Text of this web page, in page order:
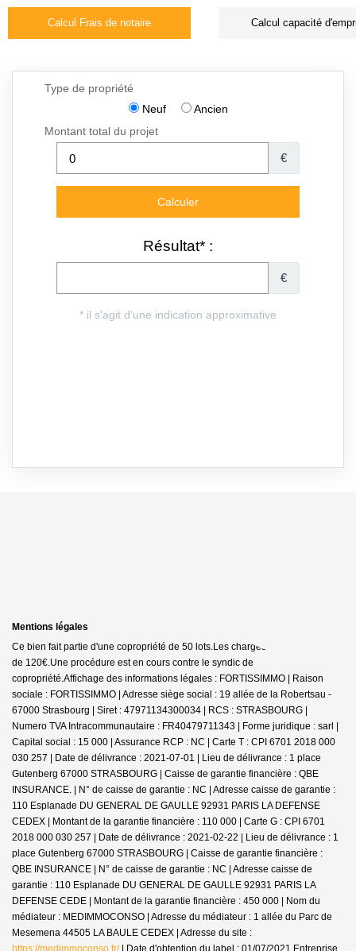
Calcul Frais de notaire Calcul capacité
Mentions légales
Ce bien fait partie d'une copropriété de 50 lots.Les charges annuelles sont
de 120€.Une procédure est en cours contre le syndic de
copropriété.Affichage des informations légales : FORTISSIMMO | Raison
sociale : FORTISSIMMO | Adresse siège social : 19 allée de la Robertsau -
67000 Strasbourg | Siret : 47971134300034 | RCS : STRASBOURG |
Numero TVA Intracommunautaire : FR40479711343 | Forme juridique : sarl |
Capital social : 15 000 | Assurance RCP : NC | Carte T : CPI 6701 2018 000
030 257 | Date de délivrance : 2021-07-01 | Lieu de délivrance : 1 place
Gutenberg 67000 STRASBOURG | Caisse de garantie financière : QBE
INSURANCE. | N° de caisse de garantie : NC | Adresse caisse de garantie :
110 Esplanade DU GENERAL DE GAULLE 92931 PARIS LA DEFENSE
CEDEX | Montant de la garantie financière : 110 000 | Carte G : CPI 6701
2018 000 030 257 | Date de délivrance : 2021-02-22 | Lieu de délivrance : 1
place Gutenberg 67000 STRASBOURG | Caisse de garantie financière :
QBE INSURANCE | N° de caisse de garantie : NC | Adresse caisse de
garantie : 110 Esplanade DU GENERAL DE GAULLE 92931 PARIS LA
DEFENSE CEDE | Montant de la garantie financière : 450 000 | Nom du
médiateur : MEDIMMOCONSO | Adresse du médiateur : 1 allée du Parc de
Mesemena 44505 LA BAULE CEDEX | Adresse du site :
https://medimmoconso.fr/| Date d'obtention du label : 01/07/2021 Entreprise